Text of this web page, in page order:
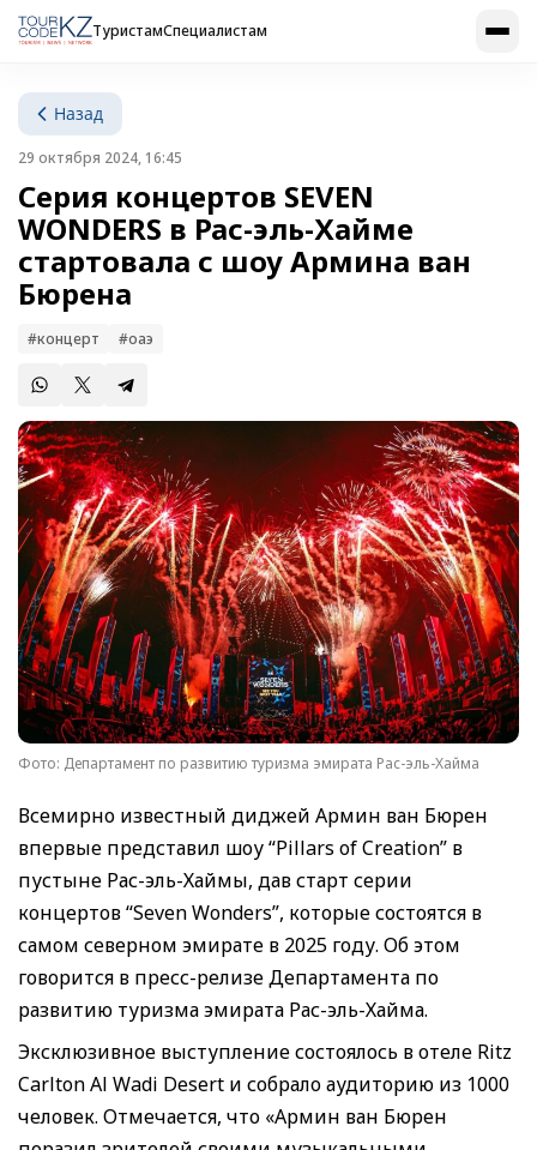
ТуристамСпециалистам
Назад
29 октября 2024, 16:45
Серия концертов SEVEN
WONDERS в Рас-эль-Хайме
стартовала с шоу Армина ван
Бюрена
#концерт #оаэ
Фото: Департамент по развитию туризма эмирата Рас-эль-Хайма
Всемирно известный диджей Армин ван Бюрен
впервые представил шоу “Pillars of Creation” в
пустыне Рас-эль-Хаймы, дав старт серии
концертов “Seven Wonders”, которые состоятся в
самом северном эмирате в 2025 году. Об этом
говорится в пресс-релизе Департамента по
развитию туризма эмирата Рас-эль-Хайма.
Эксклюзивное выступление состоялось в отеле Ritz
Carlton Al Wadi Desert и собрало аудиторию из 1000
человек. Отмечается, что «Армин ван Бюрен